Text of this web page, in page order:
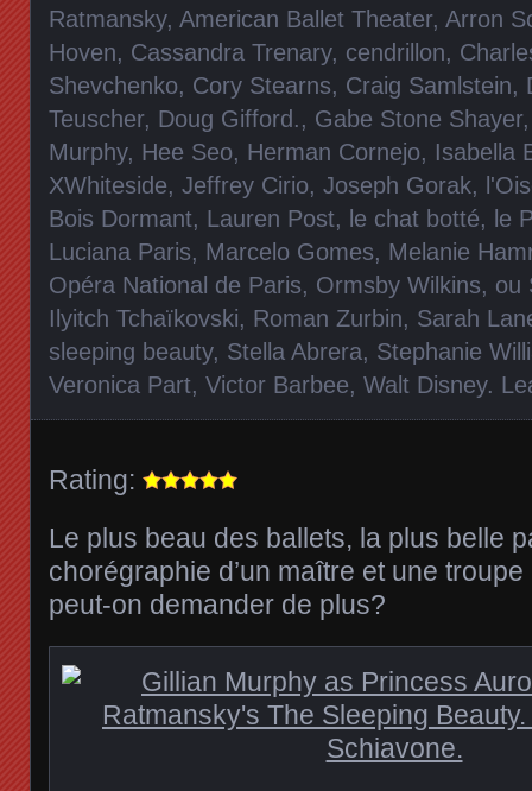
Ratmansky, American Ballet Theater, Arron
Hoven, Cassandra Trenary, cendrillon,
Shevchenko, Cory Stearns, Craig Samlstein,
Teuscher, Doug Gifford., Gabe Stone Shayer
Murphy, Hee Seo, Herman Cornejo, Isabella
XWhiteside, Jeffrey Cirio, Joseph Gorak,
Bois Dormant, Lauren Post, le chat botté, le
Luciana Paris, Marcelo Gomes, Melanie
Opéra National de Paris, Ormsby Wilkins, ou
Ilyitch Tchaïkovski, Roman Zurbin, Sarah
sleeping beauty, Stella Abrera, Stephanie
Veronica Part, Victor Barbee, Walt Disney.
Rating:
Le plus beau des ballets, la plus belle
chorégraphie d’un maître et une
peut-on demander de plus?